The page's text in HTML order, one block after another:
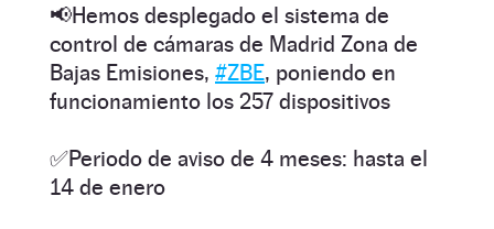
📢Hemos desplegado el sistema de
control de cámaras de Madrid Zona de
Bajas Emisiones, #ZBE, poniendo en
funcionamiento los 257 dispositivos
✅Periodo de aviso de 4 meses: hasta el
14 de enero